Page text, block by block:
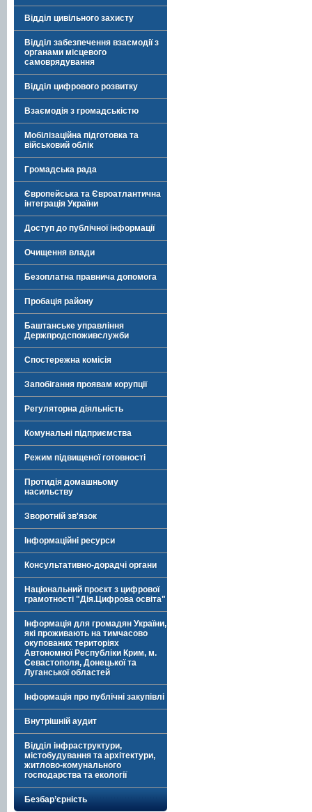
Відділ цивільного захисту
Відділ забезпечення взаємодії з
органами місцевого
самоврядування
Відділ цифрового розвитку
Взаємодія з громадськістю
Мобілізаційна підготовка та
військовий облік
Громадська рада
Європейська та Євроатлантична
інтеграція України
Доступ до публічної інформації
Очищення влади
Безоплатна правнича допомога
Пробація району
Баштанське управління
Держпродспоживслужби
Спостережна комісія
Запобігання проявам корупції
Регуляторна діяльність
Комунальні підприємства
Режим підвищеної готовності
Протидія домашньому
насильству
Зворотній зв'язок
Інформаційні ресурси
Консультативно-дорадчі органи
Національний проєкт з цифрової
грамотності "Дія.Цифрова освіта"
Інформація для громадян України,
які проживають на тимчасово
окупованих територіях
Автономної Республіки Крим, м.
Севастополя, Донецької та
Луганської областей
Інформація про публічні закупівлі
Внутрішній аудит
Відділ інфраструктури,
містобудування та архітектури,
житлово-комунального
господарства та екології
Безбар’єрність